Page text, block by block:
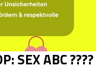
SEX ABC ????